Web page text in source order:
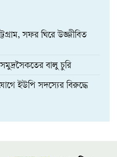
সফর ঘিরে উজ্জীবিত
বালু চুরি
ইউপি সদস্যের বিরুদ্ধে